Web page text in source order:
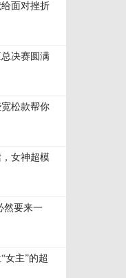
面对挫折
决赛圆满
松款帮你
女神超模
然要来一
女主”的超